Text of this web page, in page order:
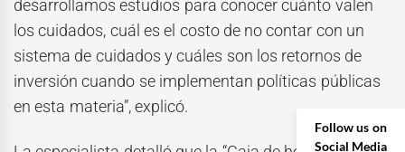
desarrollamos estudios para conocer cuánto valen
los cuidados, cuál es el costo de no contar con un
sistema de cuidados y cuáles son los retornos de
inversión cuando se implementan políticas públicas
en esta materia”, explicó.
Follow us on
Social Media